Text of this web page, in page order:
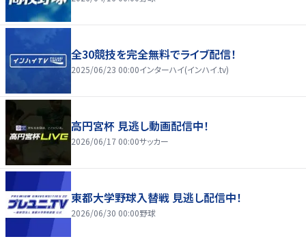
全30競技を完全無料でライブ配信！
2025/06/23 00:00インターハイ(インハイ.tv)
高円宮杯 見逃し動画配信中！
2026/06/17 00:00サッカー
東都大学野球入替戦 見逃し配信中！
2026/06/30 00:00野球